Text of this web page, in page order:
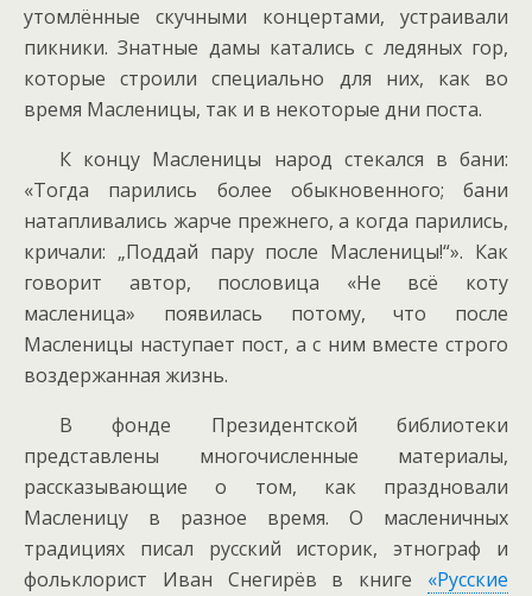
утомлённые скучными концертами, устраивали
пикники. Знатные дамы катались с ледяных гор,
которые строили специально для них, как во
время Масленицы, так и в некоторые дни поста.
К концу Масленицы народ стекался в бани:
«Тогда парились более обыкновенного; бани
натапливались жарче прежнего, а когда парились,
кричали: „Поддай пару после Масленицы!“». Как
говорит автор, пословица «Не всё коту
масленица» появилась потому, что после
Масленицы наступает пост, а с ним вместе строго
воздержанная жизнь.
В фонде Президентской библиотеки
представлены многочисленные материалы,
рассказывающие о том, как праздновали
Масленицу в разное время. О масленичных
традициях писал русский историк, этнограф и
фольклорист Иван Снегирёв в книге «Русские